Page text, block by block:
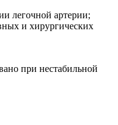
легочной артерии;
и хирургических
при нестабильной